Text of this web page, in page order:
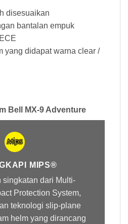
disesuaikan
bantalan empuk
yang didapat warna clear /
Bell MX-9 Adventure
MIPS®
singkatan dari Multi-
Protection System,
teknologi slip-plane
helm yang dirancang